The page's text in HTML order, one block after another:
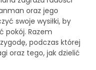
oraz jego
swoje wysiłki, by
pokój. Razem
podczas której
oraz tego, jak dzielić